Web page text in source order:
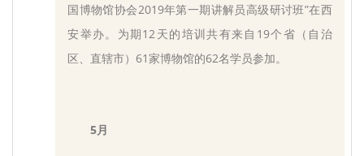
国博物馆协会2019年第一期讲解员高级研讨班”在西
安举办。为期12天的培训共有来自19个省（自治
区、直辖市）61家博物馆的62名学员参加。
5月